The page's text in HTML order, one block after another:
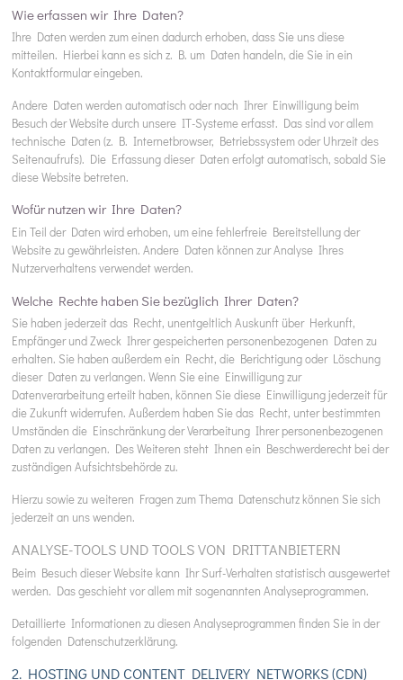
Wie erfassen wir Ihre Daten?
Ihre Daten werden zum einen dadurch erhoben, dass Sie uns diese
mitteilen. Hierbei kann es sich z. B. um Daten handeln, die Sie in ein
Kontaktformular eingeben.
Andere Daten werden automatisch oder nach Ihrer Einwilligung beim
Besuch der Website durch unsere IT-Systeme erfasst. Das sind vor allem
technische Daten (z. B. Internetbrowser, Betriebssystem oder Uhrzeit des
Seitenaufrufs). Die Erfassung dieser Daten erfolgt automatisch, sobald Sie
diese Website betreten.
Wofür nutzen wir Ihre Daten?
Ein Teil der Daten wird erhoben, um eine fehlerfreie Bereitstellung der
Website zu gewährleisten. Andere Daten können zur Analyse Ihres
Nutzerverhaltens verwendet werden.
Welche Rechte haben Sie bezüglich Ihrer Daten?
Sie haben jederzeit das Recht, unentgeltlich Auskunft über Herkunft,
Empfänger und Zweck Ihrer gespeicherten personenbezogenen Daten zu
erhalten. Sie haben außerdem ein Recht, die Berichtigung oder Löschung
dieser Daten zu verlangen. Wenn Sie eine Einwilligung zur
Datenverarbeitung erteilt haben, können Sie diese Einwilligung jederzeit für
die Zukunft widerrufen. Außerdem haben Sie das Recht, unter bestimmten
Umständen die Einschränkung der Verarbeitung Ihrer personenbezogenen
Daten zu verlangen. Des Weiteren steht Ihnen ein Beschwerderecht bei der
zuständigen Aufsichtsbehörde zu.
Hierzu sowie zu weiteren Fragen zum Thema Datenschutz können Sie sich
jederzeit an uns wenden.
ANALYSE-TOOLS UND TOOLS VON DRITT­ANBIETERN
Beim Besuch dieser Website kann Ihr Surf-Verhalten statistisch ausgewertet
werden. Das geschieht vor allem mit sogenannten Analyseprogrammen.
Detaillierte Informationen zu diesen Analyseprogrammen finden Sie in der
folgenden Datenschutzerklärung.
2. HOSTING UND CONTENT DELIVERY NETWORKS (CDN)